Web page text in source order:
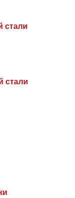
стали
стали